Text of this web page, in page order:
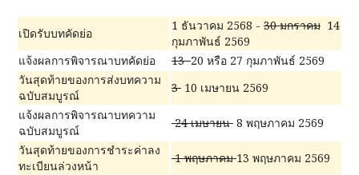
เปิดรับบทคัดย่อ
1 ธันวาคม 2568 - 30 มกราคม14
กุมภาพันธ์ 2569
แจ้งผลการพิจารณาบทคัดย่อ
1320 หรือ 27 กุมภาพันธ์ 2569
วันสุดท้ายของการส่งบทความ
ฉบับสมบูรณ์
310 เมษายน 2569
แจ้งผลการพิจารณาบทความ
ฉบับสมบูรณ์
24 เมษายน8 พฤษภาคม 2569
วันสุดท้ายของการชำระค่าลง
ทะเบียนล่วงหน้า
1 พฤษภาคม13 พฤษภาคม 2569